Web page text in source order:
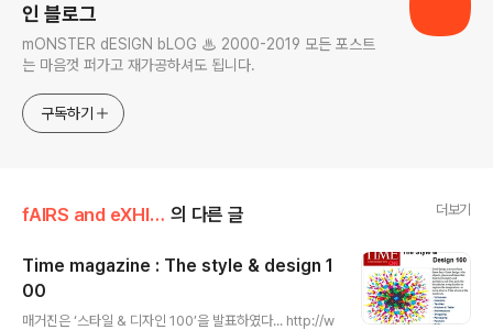
인 블로그
mONSTER dESIGN bLOG ♨ 2000-2019 모든 포스트
는 마음껏 퍼가고 재가공하셔도 됩니다.
구독하기
fAIRS and eXHIBITS 의 다른 글 더보기
Time magazine : The style & design 1
00
매거진은 ‘스타일 & 디자인 100’을 발표하였다... http://w